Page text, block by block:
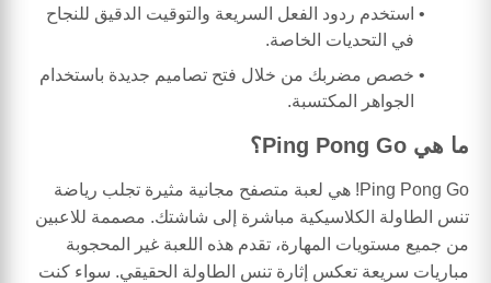
استخدم ردود الفعل السريعة والتوقيت الدقيق للنجاح
في التحديات الخاصة.
خصص مضربك من خلال فتح تصاميم جديدة باستخدام
الجواهر المكتسبة.
ما هي Ping Pong Go؟
Ping Pong Go! هي لعبة متصفح مجانية مثيرة تجلب رياضة
تنس الطاولة الكلاسيكية مباشرة إلى شاشتك. مصممة للاعبين
من جميع مستويات المهارة، تقدم هذه اللعبة غير المحجوبة
مباريات سريعة تعكس إثارة تنس الطاولة الحقيقي. سواء كنت